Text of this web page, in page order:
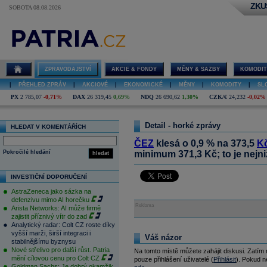
SOBOTA 08.08.2026
ZPRAVODAJSTVÍ AKCIE & FONDY MĚNY & SAZBY
PŘEHLED ZPRÁV AKCIOVÉ EKONOMICKÉ MĚNY KOMODITY
PX 2 785,07 -0,71% DAX 26 319,45 0,69% NDQ 26 690,62 1,30% CZK/€ 24,232 -0,02%
HLEDAT V KOMENTÁŘÍCH
hledat
Pokročilé hledání
INVESTIČNÍ DOPORUČENÍ
AstraZeneca jako sázka na
defenzivu mimo AI horečku
Arista Networks: AI může firmě
zajistit příznivý vítr do zad
Analytický radar: Colt CZ roste díky
vyšší marži, širší integraci i
stabilnějšímu byznysu
Nové střelivo pro další růst. Patria
mění cílovou cenu pro Colt CZ
Detail - horké zprávy
ČEZ klesá o 0,9 % na 373,5
minimum 371,3 Kč; to je
Reklama
Váš názor
Na tomto místě můžete zahájit diskusi.
pouze přihlášení uživatelé (Přihlásit). Pokud